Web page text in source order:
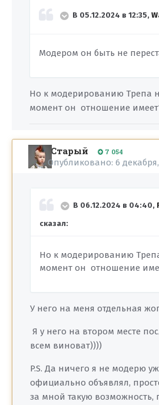
В 05.12.2024 в 12:35,
Модером он быть не
Но к модерированию Трепа
момент он отношение
Старый 7 054
Опубликовано: 6
В 06.12.2024 в 04:40,
сказал:
Но к модерированию
момент он отношение
У него на меня отдельная
Я у него на втором месте
всем виноват))))
P.S. Да ничего я не модерю
официально объявлял,
за мной такую возможность,